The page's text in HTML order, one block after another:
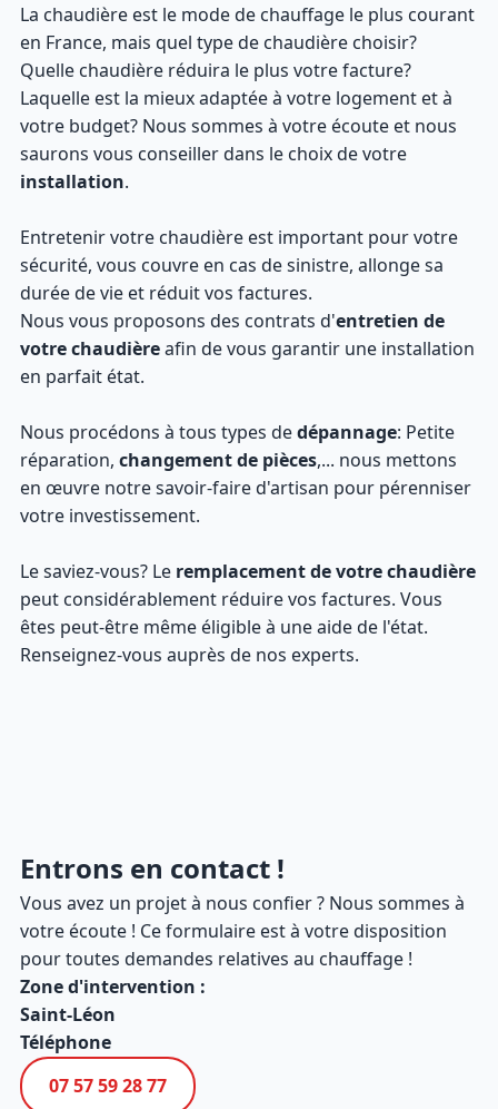
La chaudière est le mode de chauffage le plus courant
en France, mais quel type de chaudière choisir?
Quelle chaudière réduira le plus votre facture?
Laquelle est la mieux adaptée à votre logement et à
votre budget? Nous sommes à votre écoute et nous
saurons vous conseiller dans le choix de votre
installation.
Entretenir votre chaudière est important pour votre
sécurité, vous couvre en cas de sinistre, allonge sa
durée de vie et réduit vos factures.
Nous vous proposons des contrats d'entretien de
votre chaudièreafin de vous garantir une installation
en parfait état.
Nous procédons à tous types dedépannage: Petite
réparation, changement de pièces,... nous mettons
en œuvre notre savoir-faire d'artisan pour pérenniser
votre investissement.
Le saviez-vous? Le remplacement de votre chaudière
peut considérablement réduire vos factures. Vous
êtes peut-être même éligible à une aide de l'état.
Renseignez-vous auprès de nos experts.
Entrons en contact !
Vous avez un projet à nous confier ? Nous sommes à
votre écoute ! Ce formulaire est à votre disposition
pour toutes demandes relatives au chauffage !
Zone d'intervention :
Saint-Léon
Téléphone
07 57 59 28 77